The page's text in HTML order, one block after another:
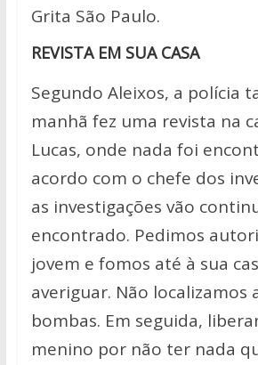
Grita São Paulo.
REVISTA EM SUA CASA
Segundo Aleixos, a polícia
manhã fez uma revista na
Lucas, onde nada foi
acordo com o chefe dos
as investigações vão
encontrado. Pedimos
jovem e fomos até à sua
averiguar. Não localizamos
bombas. Em seguida,
menino por não ter nada